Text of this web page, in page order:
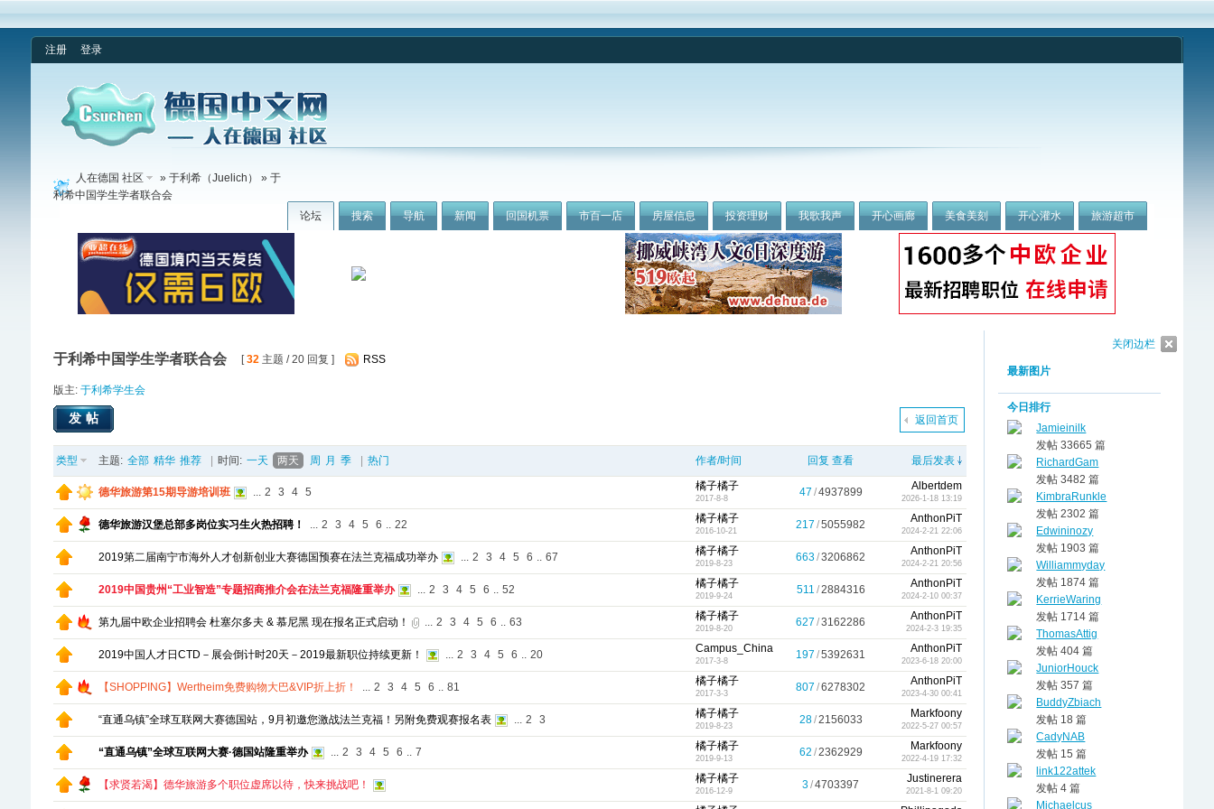
注册 登录
论坛 搜索 导航 新闻 回国机票 市百一店 房屋信息 投资理财 我歌我声 开心画廊 美食美刻 开心灌水 旅游超市
人在德国 社区 » 于利希（Juelich）
» 于
利希中国学生学者联合会
关闭边栏
于利希中国学生学者联合会 [32主题 / 20 回复 ] RSS
版主: 于利希学生会
返回首页
发帖
类型 主题: 全部 精华 推荐 时间: 一天 两天 周 月 季 热门 作者/时间 回复 查看 最后发表
德华旅游第15期导游培训班 ... 2 3 4 5 橘子橘子
2017-8-8
47 /4937899 Albertdem
2026-1-18 13:19
德华旅游汉堡总部多岗位实习生火热招聘！ ... 2 3 4 5 6 .. 22 橘子橘子
2016-10-21
217 /5055982 AnthonPiT
2024-2-21 22:06
2019第二届南宁市海外人才创新创业大赛德国预赛在法兰克福成功举办 ... 2 3 4 5 6 .. 67 橘子橘子
2019-8-23
663/3206862 AnthonPiT
2024-2-21 20:56
2019中国贵州“工业智造”专题招商推介会在法兰克福隆重举办 ... 2 3 4 5 6 .. 52 橘子橘子
2019-9-24
511 /2884316 AnthonPiT
2024-2-10 00:37
第九届中欧企业招聘会 杜塞尔多夫 & 慕尼黑 现在报名正式启动！ ... 2 3 4 5 6 .. 63 橘子橘子
2019-8-20
627 /3162286 AnthonPiT
2024-2-3 19:35
2019中国人才日CTD－展会倒计时20天－2019最新职位持续更新！ ... 2 3 4 5 6 .. 20 Campus_China
2017-3-8
197 /5392631 AnthonPiT
2023-6-18 20:00
【SHOPPING】Wertheim免费购物大巴&VIP折上折！ ... 2 3 4 5 6 .. 81 橘子橘子
2017-3-3
807 /6278302 AnthonPiT
2023-4-30 00:41
“直通乌镇”全球互联网大赛德国站，9月初邀您激战法兰克福！另附免费观赛报名表 ... 2 3 橘子橘子
2019-8-23
28/2156033 Markfoony
2022-5-27 00:57
“直通乌镇”全球互联网大赛·德国站隆重举办 ... 2 3 4 5 6 .. 7 橘子橘子
2019-9-13
62 /2362929 Markfoony
2022-4-19 17:32
【求贤若渴】德华旅游多个职位虚席以待，快来挑战吧！ 橘子橘子
2016-12-9
3/4703397 Justinerera
2021-8-1 09:20
最新图片
今日排行
Jamieinilk
发帖 33665 篇
RichardGam
发帖 3482 篇
KimbraRunkle
发帖 2302 篇
Edwininozy
发帖 1903 篇
Williammyday
发帖 1874 篇
KerrieWaring
发帖 1714 篇
ThomasAttig
发帖 404 篇
JuniorHouck
发帖 357 篇
BuddyZbiach
发帖 18 篇
CadyNAB
发帖 15 篇
link122attek
发帖 4 篇
Michaelcus